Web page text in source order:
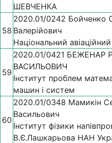
ШЕВЧЕНКА
58
2020.01/0242 Бойченко
Валерійович
Національний
59
2020.01/0421 БЕЖЕНАР
ВАСИЛЬОВИЧ
Інститут проблем
машин і систем
60
2020.01/0348 Мамикін
Васильович
Інститут фізики
В.Є.Лашкарьова НАН